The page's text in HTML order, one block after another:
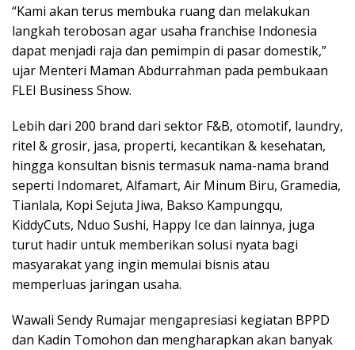
“Kami akan terus membuka ruang dan melakukan
langkah terobosan agar usaha franchise Indonesia
dapat menjadi raja dan pemimpin di pasar domestik,”
ujar Menteri Maman Abdurrahman pada pembukaan
FLEI Business Show.
Lebih dari 200 brand dari sektor F&B, otomotif, laundry,
ritel & grosir, jasa, properti, kecantikan & kesehatan,
hingga konsultan bisnis termasuk nama-nama brand
seperti Indomaret, Alfamart, Air Minum Biru, Gramedia,
Tianlala, Kopi Sejuta Jiwa, Bakso Kampungqu,
KiddyCuts, Nduo Sushi, Happy Ice dan lainnya, juga
turut hadir untuk memberikan solusi nyata bagi
masyarakat yang ingin memulai bisnis atau
memperluas jaringan usaha.
Wawali Sendy Rumajar mengapresiasi kegiatan BPPD
dan Kadin Tomohon dan mengharapkan akan banyak